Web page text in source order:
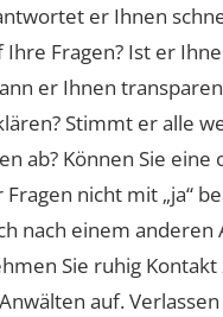
er Ihnen
Fragen? Ist er
er Ihnen
Stimmt er alle
ab? Können Sie eine
nicht mit „ja“
nach einem anderen
Sie ruhig Kontakt
auf. Verlassen